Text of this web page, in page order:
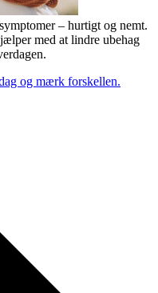
– hurtigt og nemt.
med at lindre ubehag
og mærk forskellen.